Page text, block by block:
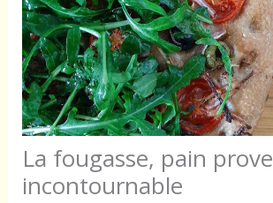
La fougasse, pain
incontournable